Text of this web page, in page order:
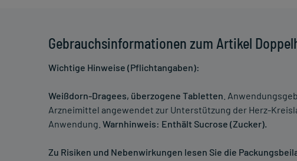
Gebrauchsinformationen zum Artikel
Wichtige Hinweise (Pflichtangaben):
Weißdorn-Dragees, überzogene Tabletten .
Arzneimittel angewendet zur Unterstützung der Herz-
Anwendung. Warnhinweis: Enthält Sucrose (Zucker).
Zu Risiken und Nebenwirkungen lesen Sie die